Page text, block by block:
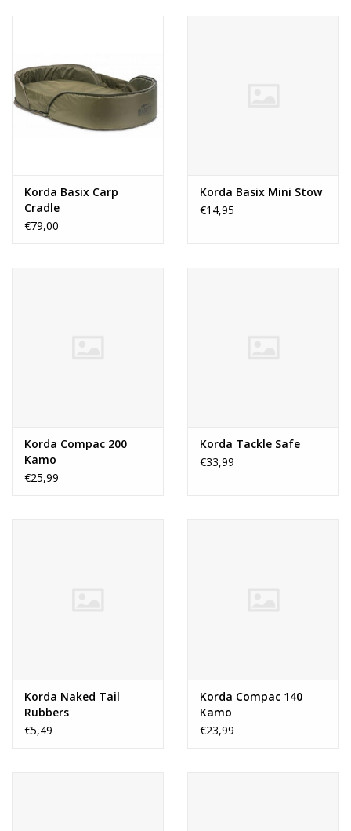
Cadeaubon
Summer Deals
Korda Basix Carp
Cradle
€79,00
Korda Basix Mini Stow
€14,95
Korda Compac 200
Kamo
€25,99
Korda Tackle Safe
€33,99
Korda Naked Tail
Rubbers
€5,49
Korda Compac 140
Kamo
€23,99